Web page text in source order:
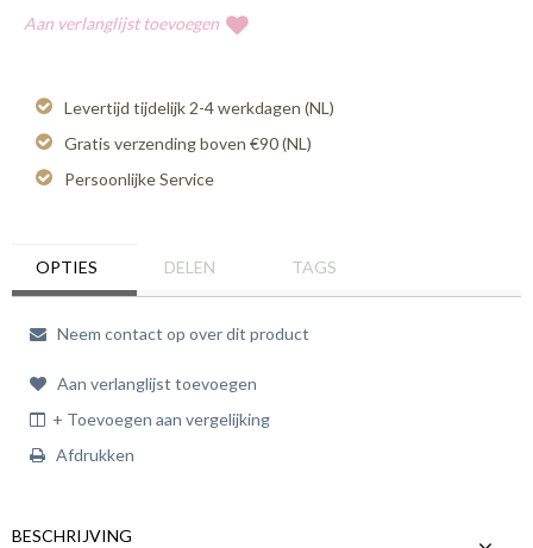
Aan verlanglijst toevoegen
Levertijd tijdelijk 2-4 werkdagen (NL)
Gratis verzending boven €90 (NL)
Persoonlijke Service
OPTIES DELEN TAGS
Neem contact op over dit product
Aan verlanglijst toevoegen
+ Toevoegen aan vergelijking
Afdrukken
BESCHRIJVING